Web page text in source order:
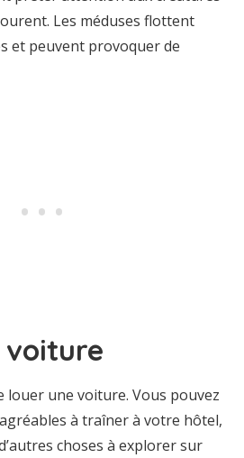
Les méduses flottent
et peuvent provoquer de
voiture
louer une voiture. Vous pouvez
à traîner à votre hôtel,
choses à explorer sur